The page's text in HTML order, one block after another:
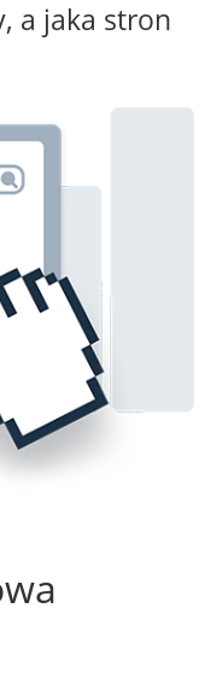
a jaka stron